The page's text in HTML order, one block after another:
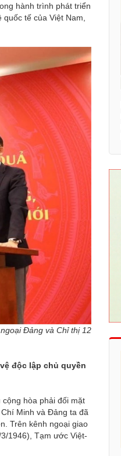
hành trình phát triển
tế của Việt Nam,
Đảng và Chỉ thị 12
độc lập chủ quyền
hòa phải đối mặt
Minh và Đảng ta đã
Trên kênh ngoại giao
1946), Tạm ước Việt-